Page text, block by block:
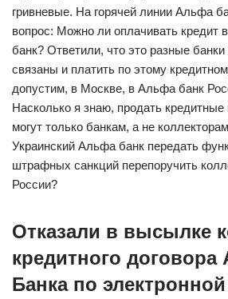
гривневые. На горячей линии Альфа
вопрос: Можно ли оплачивать кредит
банк? Ответили, что это разные банки
связаны и платить по этому
допустим, в Москве, в Альфа банк
Насколько я знаю, продать
могут только банкам, а не
Украинский Альфа банк передать
штрафных санкций перепоручить
России?
Отказали в высылке
кредитного
Банка по